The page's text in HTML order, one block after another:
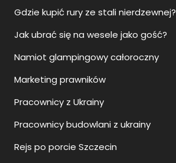
Gdzie kupić rury ze stali nierdzewnej?
Jak ubrać się na wesele jako gość?
Namiot glampingowy całoroczny
Marketing prawników
Pracownicy z Ukrainy
Pracownicy budowlani z ukrainy
Rejs po porcie Szczecin